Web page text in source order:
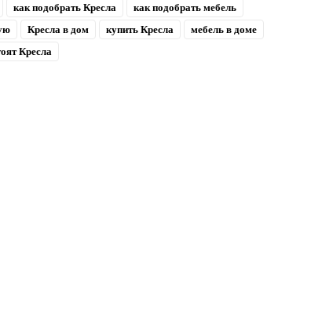
как подобрать Кресла
как подобрать мебель
Кресла в дом купить Кресла
мебель в доме
Кресла